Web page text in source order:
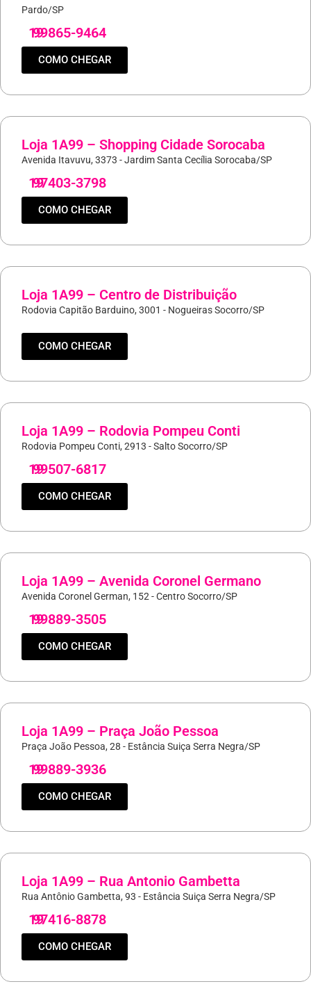
Pardo/SP
19
99865-9464
COMO CHEGAR
Loja 1A99 – Shopping Cidade Sorocaba
Avenida Itavuvu, 3373 - Jardim Santa Cecília Sorocaba/SP
19
97403-3798
COMO CHEGAR
Loja 1A99 – Centro de Distribuição
Rodovia Capitão Barduino, 3001 - Nogueiras Socorro/SP
COMO CHEGAR
Loja 1A99 – Rodovia Pompeu Conti
Rodovia Pompeu Conti, 2913 - Salto Socorro/SP
19
99507-6817
COMO CHEGAR
Loja 1A99 – Avenida Coronel Germano
Avenida Coronel German, 152 - Centro Socorro/SP
19
99889-3505
COMO CHEGAR
Loja 1A99 – Praça João Pessoa
Praça João Pessoa, 28 - Estância Suiça Serra Negra/SP
19
99889-3936
COMO CHEGAR
Loja 1A99 – Rua Antonio Gambetta
Rua Antônio Gambetta, 93 - Estância Suiça Serra Negra/SP
19
97416-8878
COMO CHEGAR